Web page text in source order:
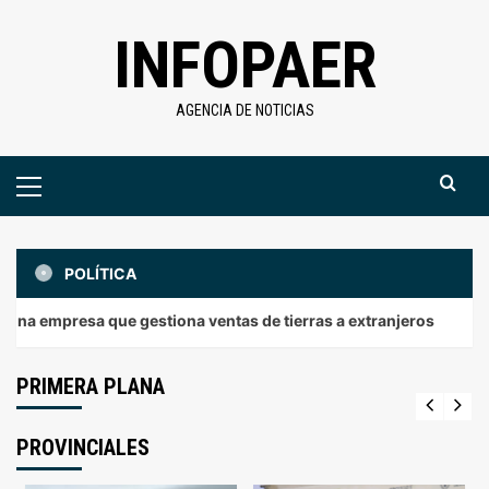
INFOPAER
AGENCIA DE NOTICIAS
Menú
POLÍTICA
que gestiona ventas de tierras a extranjeros
PRIMERA PLANA
Primera Plana
Cuatro de cada diez jóvenes entrerrianos que
agosto 5, 2026
PROVINCIALES